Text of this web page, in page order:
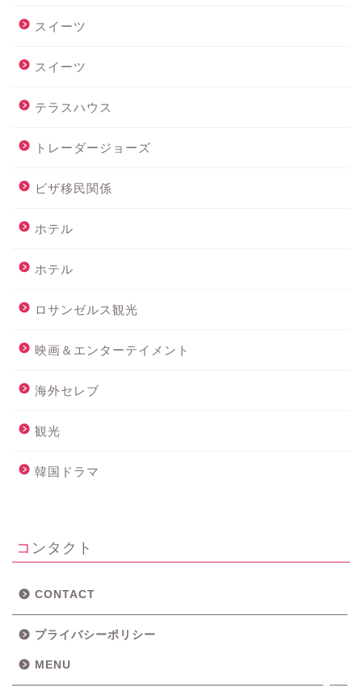
スイーツ
スイーツ
テラスハウス
トレーダージョーズ
ビザ移民関係
ホテル
ホテル
ロサンゼルス観光
映画＆エンターテイメント
海外セレブ
観光
韓国ドラマ
コンタクト
CONTACT
プライバシーポリシー
MENU